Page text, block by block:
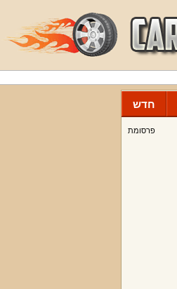
חדש
פרסומת